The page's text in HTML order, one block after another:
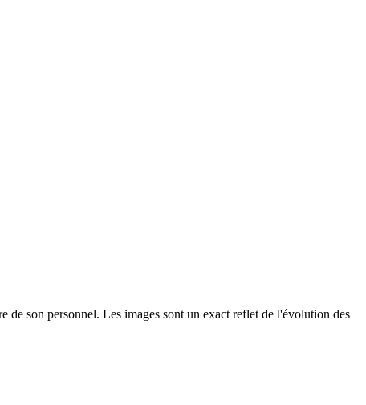
son personnel. Les images sont un exact reflet de l'évolution des